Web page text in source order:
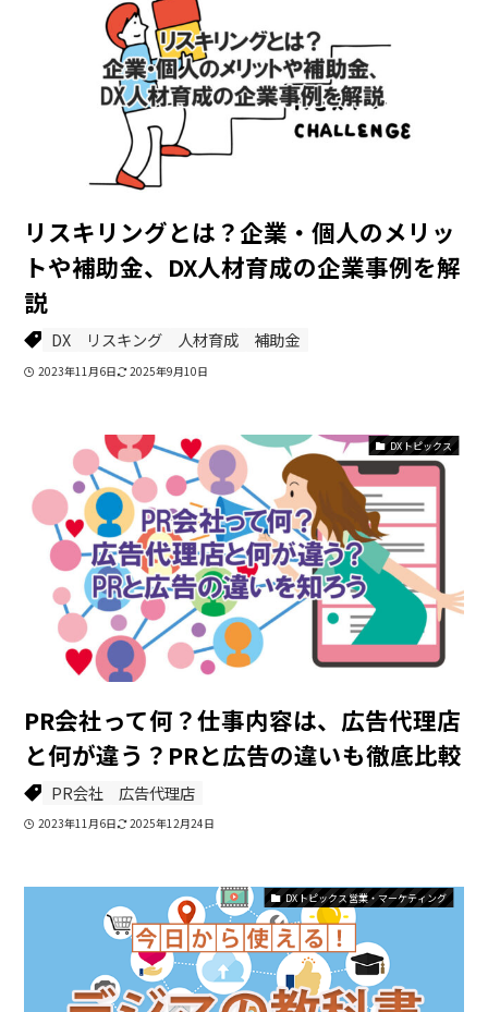
リスキリングとは？企業・個人のメリッ
トや補助金、DX人材育成の企業事例を解
説
DX リスキング 人材育成 補助金
2023年11月6日 2025年9月10日
DXトピックス
PR会社って何？仕事内容は、広告代理店
と何が違う？PRと広告の違いも徹底比較
PR会社 広告代理店
2023年11月6日 2025年12月24日
DXトピックス 営業・マーケティング